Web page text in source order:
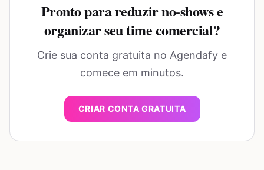
Pronto para reduzir no-shows e
organizar seu time comercial?
Crie sua conta gratuita no Agendafy e
comece em minutos.
CRIAR CONTA GRATUITA